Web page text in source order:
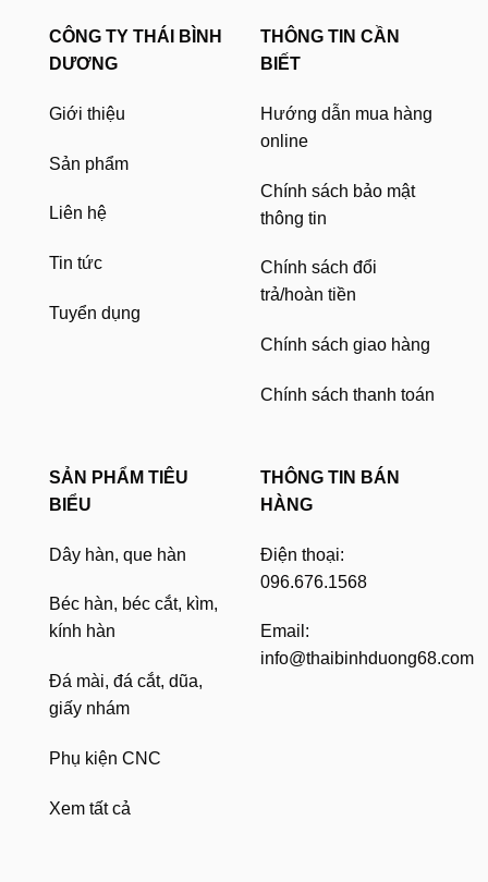
CÔNG TY THÁI BÌNH
DƯƠNG
Giới thiệu
Sản phẩm
Liên hệ
Tin tức
Tuyển dụng
THÔNG TIN CẦN
BIẾT
Hướng dẫn mua hàng
online
Chính sách bảo mật
thông tin
Chính sách đổi
trả/hoàn tiền
Chính sách giao hàng
Chính sách thanh toán
SẢN PHẨM TIÊU
BIỂU
Dây hàn, que hàn
Béc hàn, béc cắt, kìm,
kính hàn
Đá mài, đá cắt, dũa,
giấy nhám
Phụ kiện CNC
Xem tất cả
THÔNG TIN BÁN
HÀNG
Điện thoại:
096.676.1568
Email:
info@thaibinhduong68.com